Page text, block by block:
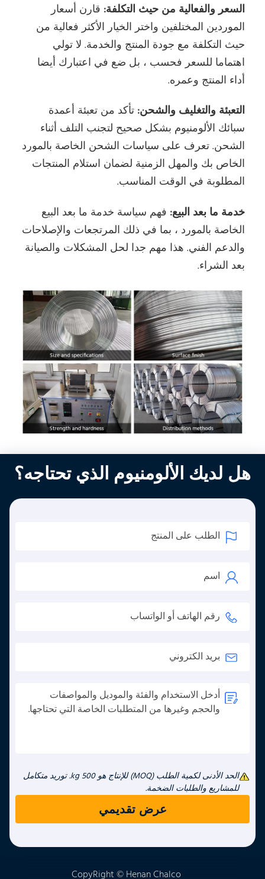
السعر والفعالية من حيث التكلفة: قارن أسعار
الموردين المختلفين واختر الخيار الأكثر فعالية من
حيث التكلفة مع جودة المنتج والخدمة. لا تولي
اهتماما للسعر فحسب ، بل ضع في اعتبارك أيضا
أداء المنتج وعمره.
التعبئة والتغليف والشحن: تأكد من تعبئة أعمدة
سبائك الألومنيوم بشكل صحيح لتجنب التلف أثناء
الشحن. تعرف على سياسات الشحن الخاصة بالمورد
الخاص بك والمهل الزمنية لضمان استلام المنتجات
المطلوبة في الوقت المناسب.
خدمة ما بعد البيع: فهم سياسة خدمة ما بعد البيع
الخاصة بالمورد ، بما في ذلك المرتجعات والإصلاحات
والدعم الفني. هذا مهم جدا لحل المشكلات والصيانة
بعد الشراء.
هل لديك الألومنيوم الذي تحتاجه؟
الحد الأدنى لكمية الطلب (MOQ) للإنتاج هو 500 kg. توريد متكامل
للمشاريع والطلبات الضخمة.
CopyRight © Henan Chalco